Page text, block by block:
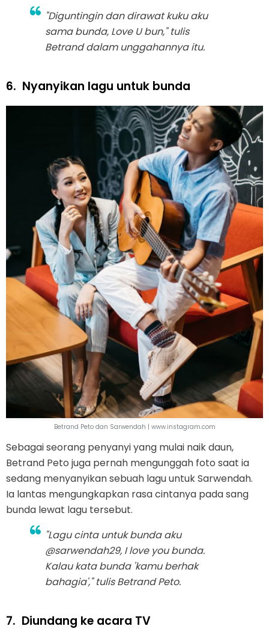
"Diguntingin dan dirawat kuku aku
sama bunda, Love U bun," tulis
Betrand dalam unggahannya itu.
6. Nyanyikan lagu untuk bunda
Betrand Peto dan Sarwendah | www.instagram.com
Sebagai seorang penyanyi yang mulai naik daun,
Betrand Peto juga pernah mengunggah foto saat ia
sedang menyanyikan sebuah lagu untuk Sarwendah.
Ia lantas mengungkapkan rasa cintanya pada sang
bunda lewat lagu tersebut.
"Lagu cinta untuk bunda aku
@sarwendah29, I love you bunda.
Kalau kata bunda 'kamu berhak
bahagia'," tulis Betrand Peto.
7. Diundang ke acara TV